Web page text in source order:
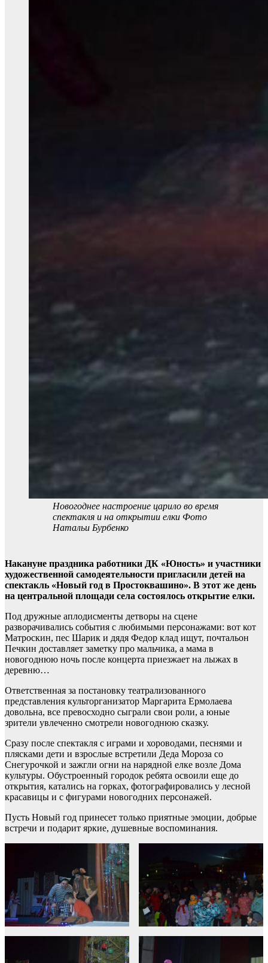
Новогоднее настроение царило во время
спектакля и на открытии елки Фото
Натальи Бурбенко
Накануне праздника работники ДК «Юность» и участники
художественной самодеятельности пригласили детей на
спектакль «Новый год в Простоквашино». В этот же день
на центральной площади села состоялось открытие елки.
Под дружные аплодисменты детворы на сцене
разворачивались события с любимыми персонажами: вот кот
Матроскин, пес Шарик и дядя Федор клад ищут, почтальон
Печкин доставляет заметку про мальчика, а мама в
новогоднюю ночь после концерта приезжает на лыжах в
деревню…
Ответственная за постановку театрализованного
представления культорганизатор Маргарита Ермолаева
довольна, все превосходно сыграли свои роли, а юные
зрители увлеченно смотрели новогоднюю сказку.
Сразу после спектакля с играми и хороводами, песнями и
плясками дети и взрослые встретили Деда Мороза со
Снегурочкой и зажгли огни на нарядной елке возле Дома
культуры. Обустроенный городок ребята освоили еще до
открытия, катались на горках, фотографировались у лесной
красавицы и с фигурами новогодних персонажей.
Пусть Новый год принесет только приятные эмоции, добрые
встречи и подарит яркие, душевные воспоминания.